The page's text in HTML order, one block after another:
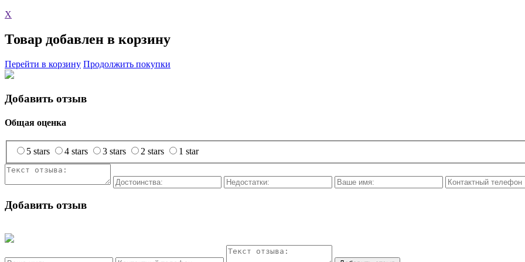
X
Товар добавлен в корзину
Перейти в корзину Продолжить покупки
Добавить отзыв
Общая оценка
5 stars 4 stars 3 stars 2 stars 1 star
Добавить отзыв